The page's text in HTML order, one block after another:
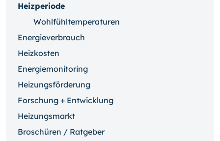
Heizperiode
Wohlfühltemperaturen
Energieverbrauch
Heizkosten
Energiemonitoring
Heizungsförderung
Forschung + Entwicklung
Heizungsmarkt
Broschüren / Ratgeber